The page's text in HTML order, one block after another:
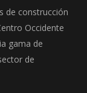
de construcción
Occidente
gama de
de